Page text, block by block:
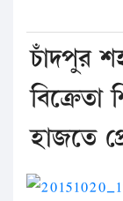
চাঁদপুর
হাজতে